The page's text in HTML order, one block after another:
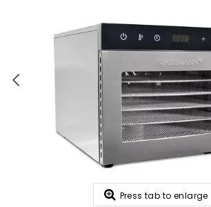
Press tab to enlarge